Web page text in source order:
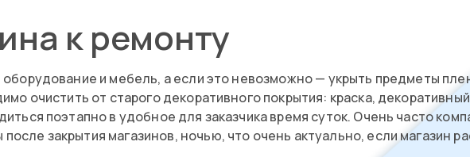
к ремонту
и мебель, а если это невозможно — укрыть предметы
очистить от старого декоративного покрытия: краска,
поэтапно в удобное для заказчика время суток. Очень часто
закрытия магазинов, ночью, что очень актуально, если магазин